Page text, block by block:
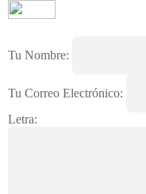
Tu Nombre:
Tu Correo Electrónico:
Letra: